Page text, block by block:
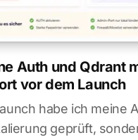
Auth und Qdrant
vor dem Launch
habe ich meine
geprüft,